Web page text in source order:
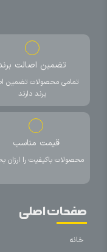
تضمین اصالت
تمامی محصولات تضمین
برند دارند
قیمت مناسب
محصولات باکیفیت را ارزان
صفحات اصلی
خانه